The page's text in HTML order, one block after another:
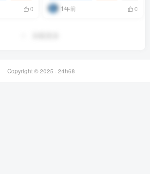
0 1年前 0
Copyright © 2025 · 24h68